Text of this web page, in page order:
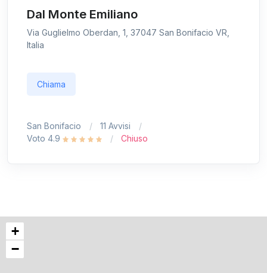
Dal Monte Emiliano
Via Guglielmo Oberdan, 1, 37047 San Bonifacio VR,
Italia
Chiama
San Bonifacio
11 Avvisi
Voto 4.9
Chiuso
+
−